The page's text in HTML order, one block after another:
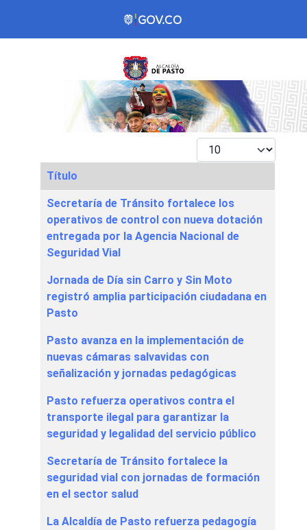
Mostrar #
Articles
Título
Secretaría de Tránsito fortalece los
operativos de control con nueva dotación
entregada por la Agencia Nacional de
Seguridad Vial
Jornada de Día sin Carro y Sin Moto
registró amplia participación ciudadana en
Pasto
Pasto avanza en la implementación de
nuevas cámaras salvavidas con
señalización y jornadas pedagógicas
Pasto refuerza operativos contra el
transporte ilegal para garantizar la
seguridad y legalidad del servicio público
Secretaría de Tránsito fortalece la
seguridad vial con jornadas de formación
en el sector salud
La Alcaldía de Pasto refuerza pedagogía